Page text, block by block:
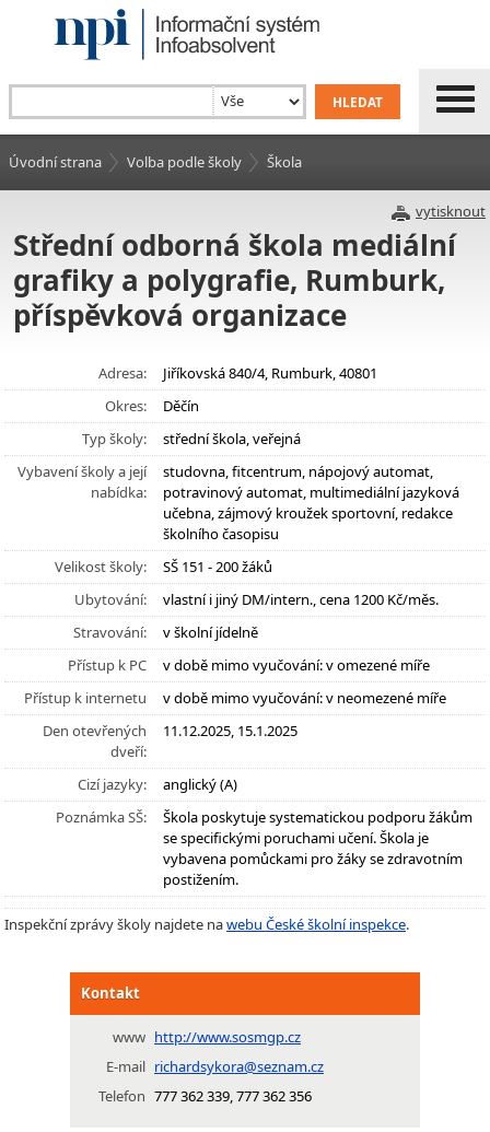
Úvodní strana Volba podle školy Škola
vytisknout
Střední odborná škola mediální
grafiky a polygrafie, Rumburk,
příspěvková organizace
Adresa:
Jiříkovská 840/4, Rumburk, 40801
Okres:
Děčín
Typ školy:
střední škola, veřejná
Vybavení školy a její
nabídka:
studovna, fitcentrum, nápojový automat,
potravinový automat, multimediální jazyková
učebna, zájmový kroužek sportovní, redakce
školního časopisu
Velikost školy:
SŠ 151 - 200 žáků
Ubytování:
vlastní i jiný DM/intern., cena 1200 Kč/měs.
Stravování:
v školní jídelně
Přístup k PC
v době mimo vyučování: v omezené míře
Přístup k internetu
v době mimo vyučování: v neomezené míře
Den otevřených
dveří:
11.12.2025, 15.1.2025
Cizí jazyky:
anglický (A)
Poznámka SŠ:
Škola poskytuje systematickou podporu žákům
se specifickými poruchami učení. Škola je
vybavena pomůckami pro žáky se zdravotním
postižením.
Inspekční zprávy školy najdete nawebu České školní inspekce.
Kontakt
www http://www.sosmgp.cz
E-mail richardsykora@seznam.cz
Telefon 777 362 339, 777 362 356